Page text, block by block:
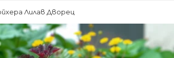
Лилав Дворец